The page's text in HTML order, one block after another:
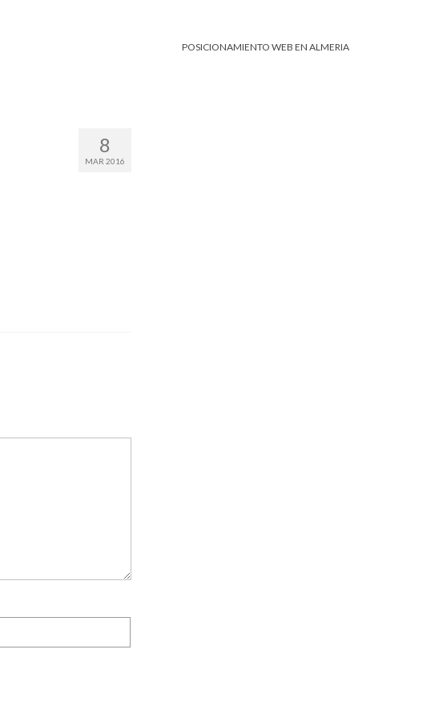
POSICIONAMIENTO WEB EN ALMERIA
8
MAR 2016